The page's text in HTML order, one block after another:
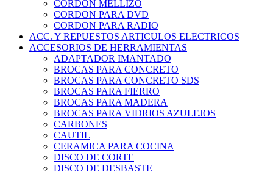
CORDON MELLIZO
CORDON PARA DVD
CORDON PARA RADIO
ACC. Y REPUESTOS ARTICULOS ELECTRICOS
ACCESORIOS DE HERRAMIENTAS
ADAPTADOR IMANTADO
BROCAS PARA CONCRETO
BROCAS PARA CONCRETO SDS
BROCAS PARA FIERRO
BROCAS PARA MADERA
BROCAS PARA VIDRIOS AZULEJOS
CARBONES
CAUTIL
CERAMICA PARA COCINA
DISCO DE CORTE
DISCO DE DESBASTE